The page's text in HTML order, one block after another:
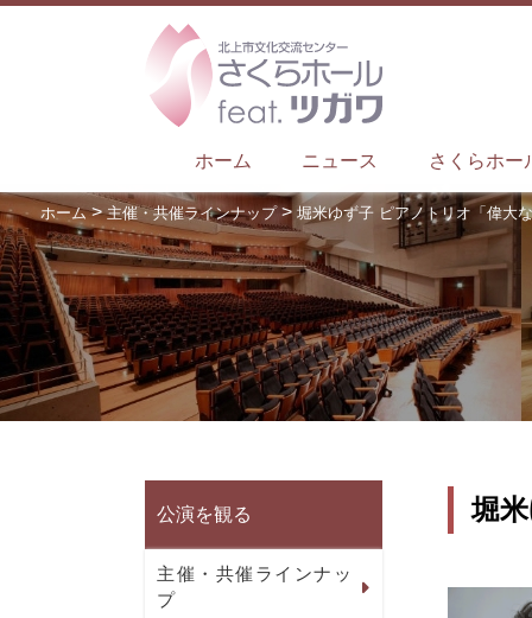
ホーム ニュース さくらホー
ホーム>主催・共催ラインナップ> 堀米ゆず子 ピアノトリオ「偉大
公演を観る
主催・共催ラインナッ
プ
堀